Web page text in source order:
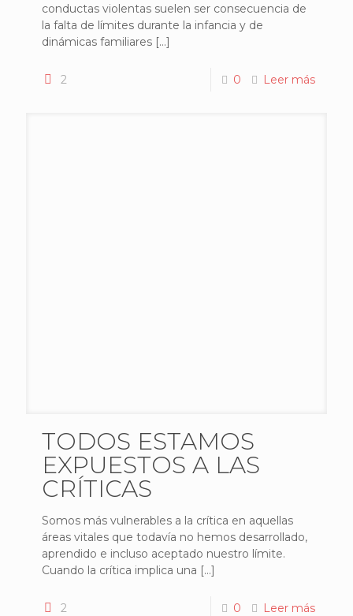
conductas violentas suelen ser consecuencia de
la falta de límites durante la infancia y de
dinámicas familiares […]
2 0 Leer más
TODOS ESTAMOS
EXPUESTOS A LAS
CRÍTICAS
Somos más vulnerables a la crítica en aquellas
áreas vitales que todavía no hemos desarrollado,
aprendido e incluso aceptado nuestro límite.
Cuando la crítica implica una […]
2 0 Leer más